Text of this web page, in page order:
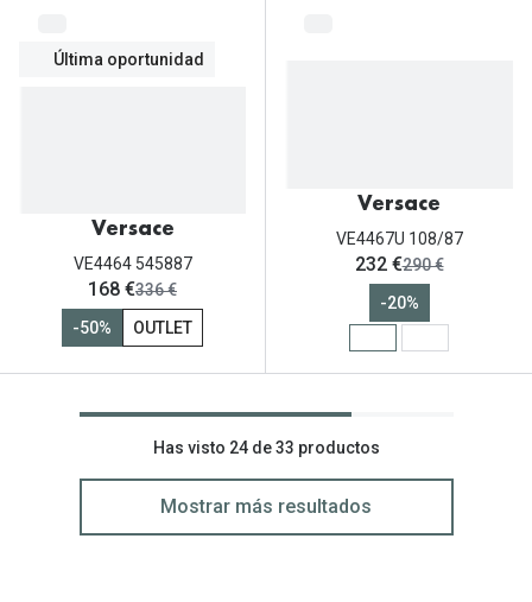
Última oportunidad
Versace
VE4464 545887
ahora:
168 €antes:
336 €
-50%
OUTLET
Versace
VE4467U 108/87
ahora:
232 €antes:
290 €
-20%
Has visto 24 de 33 productos
Mostrar más resultados